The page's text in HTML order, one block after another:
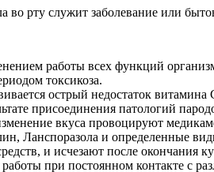
рту служит заболевание или
работы всех функций
токсикоза.
острый недостаток
присоединения патологий
вкуса провоцируют
Ланспоразола и определенные
и исчезают после окончания
работы при постоянном контакте с